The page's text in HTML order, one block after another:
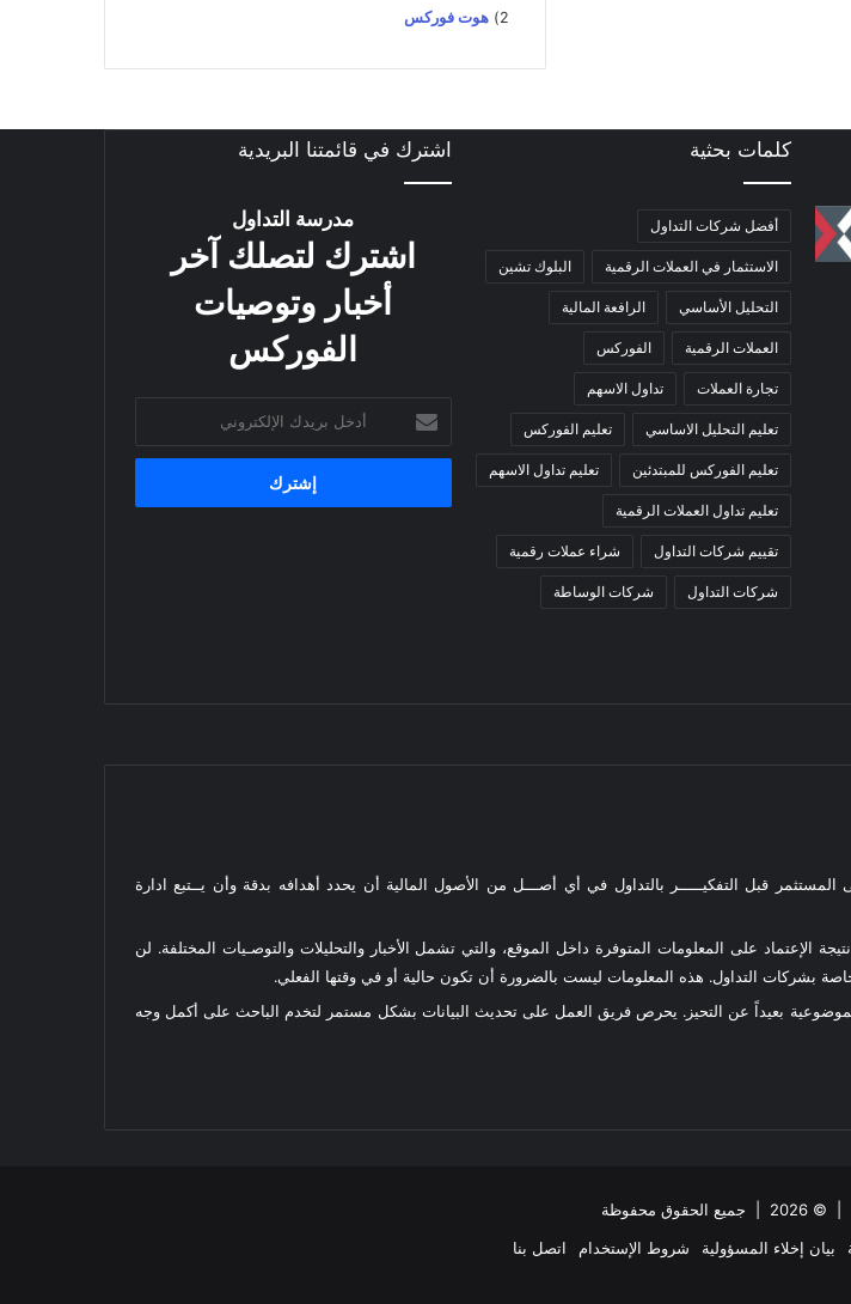
2) هوت فوركس
كلمات بحثية
أفضل شركات التداول
الاستثمار في العملات الرقمية البلوك تشين
التحليل الأساسي الرافعة المالية
العملات الرقمية الفوركس
تجارة العملات تداول الاسهم
تعليم التحليل الاساسي تعليم الفوركس
تعليم الفوركس للمبتدئين تعليم تداول الاسهم
تعليم تداول العملات الرقمية
تقييم شركات التداول شراء عملات رقمية
شركات التداول شركات الوساطة
اشترك في قائمتنا البريدية
مدرسة التداول
اشترك لتصلك آخر
أخبار وتوصيات
الفوركس
بريدك
الإلكتروني
قبل التفكيـــــر بالتداول في أي أصـــل من الأصول المالية أن يحدد أهدافه بدقة وأن يــتبع ادارة
الإعتماد على المعلومات المتوفرة داخل الموقع، والتي تشمل الأخبار والتحليلات والتوصـيات المختلفة. لن
بشركات التداول. هذه المعلومات ليست بالضرورة أن تكون حالية أو في وقتها الفعلي.
بعيداً عن التحيز. يحرص فريق العمل على تحديث البيانات بشكل مستمر لتخدم الباحث على أكمل وجه
| © 2026 | جميع الحقوق محفوظة
بيان إخلاء المسؤولية شروط الإستخدام
اتصل بنا